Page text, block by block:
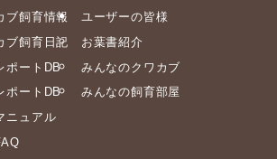
ブ飼育情報
ブ飼育日記
ポートDB
ポートDB
ニュアル
ユーザーの皆様
お葉書紹介
みんなのクワカブ
みんなの飼育部屋